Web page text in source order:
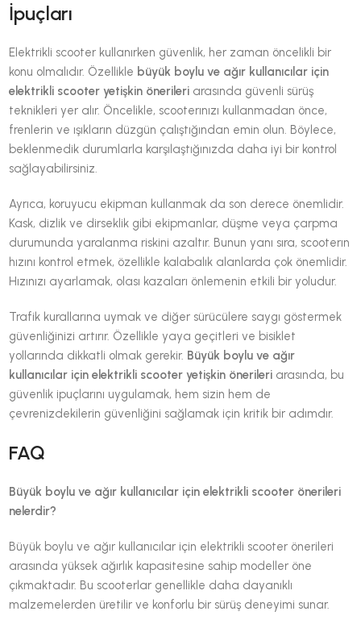
İpuçları
Elektrikli scooter kullanırken güvenlik, her zaman öncelikli bir
konu olmalıdır. Özellikle büyük boylu ve ağır kullanıcılar için
elektrikli scooter yetişkin önerileri arasında güvenli sürüş
teknikleri yer alır. Öncelikle, scooterınızı kullanmadan önce,
frenlerin ve ışıkların düzgün çalıştığından emin olun. Böylece,
beklenmedik durumlarla karşılaştığınızda daha iyi bir kontrol
sağlayabilirsiniz.
Ayrıca, koruyucu ekipman kullanmak da son derece önemlidir.
Kask, dizlik ve dirseklik gibi ekipmanlar, düşme veya çarpma
durumunda yaralanma riskini azaltır. Bunun yanı sıra, scooterın
hızını kontrol etmek, özellikle kalabalık alanlarda çok önemlidir.
Hızınızı ayarlamak, olası kazaları önlemenin etkili bir yoludur.
Trafik kurallarına uymak ve diğer sürücülere saygı göstermek
güvenliğinizi artırır. Özellikle yaya geçitleri ve bisiklet
yollarında dikkatli olmak gerekir. Büyük boylu ve ağır
kullanıcılar için elektrikli scooter yetişkin önerileri arasında, bu
güvenlik ipuçlarını uygulamak, hem sizin hem de
çevrenizdekilerin güvenliğini sağlamak için kritik bir adımdır.
FAQ
Büyük boylu ve ağır kullanıcılar için elektrikli scooter önerileri
nelerdir?
Büyük boylu ve ağır kullanıcılar için elektrikli scooter önerileri
arasında yüksek ağırlık kapasitesine sahip modeller öne
çıkmaktadır. Bu scooterlar genellikle daha dayanıklı
malzemelerden üretilir ve konforlu bir sürüş deneyimi sunar.